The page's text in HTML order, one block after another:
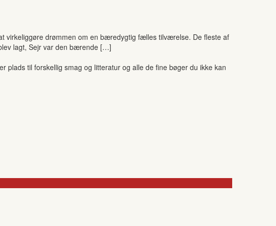
virkeliggøre drømmen om en bæredygtig fælles tilværelse. De fleste af
lagt, Sejr var den bærende […]
til forskellig smag og litteratur og alle de fine bøger du ikke kan